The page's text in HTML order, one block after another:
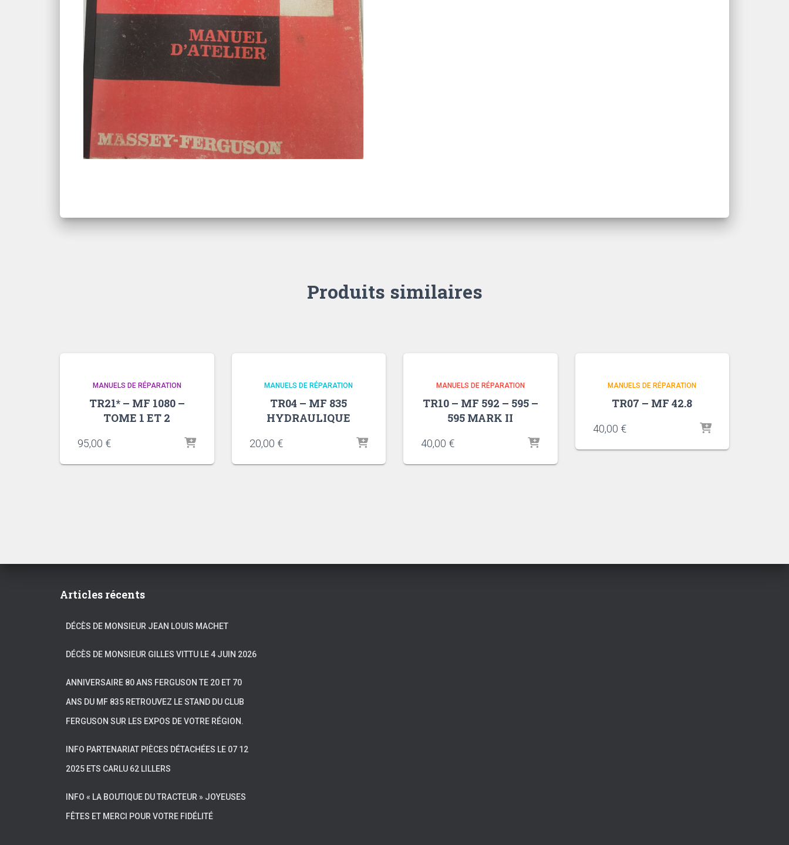
Produits similaires
MANUELS DE RÉPARATION
TR21* – MF 1080 –
TOME 1 ET 2
95,00 €
MANUELS DE RÉPARATION
TR04 – MF 835
HYDRAULIQUE
20,00 €
MANUELS DE RÉPARATION
TR10 – MF 592 – 595 –
595 MARK II
40,00 €
MANUELS DE RÉPARATION
TR07 – MF 42.8
40,00 €
Articles récents
DÉCÈS DE MONSIEUR JEAN LOUIS MACHET
DÉCÈS DE MONSIEUR GILLES VITTU LE 4 JUIN 2026
ANNIVERSAIRE 80 ANS FERGUSON TE 20 ET 70
ANS DU MF 835 RETROUVEZ LE STAND DU CLUB
FERGUSON SUR LES EXPOS DE VOTRE RÉGION.
INFO PARTENARIAT PIÈCES DÉTACHÉES LE 07 12
2025 ETS CARLU 62 LILLERS
INFO « LA BOUTIQUE DU TRACTEUR » JOYEUSES
FÊTES ET MERCI POUR VOTRE FIDÉLITÉ